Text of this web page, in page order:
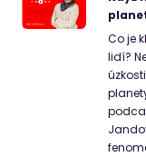
Co je
lidí?